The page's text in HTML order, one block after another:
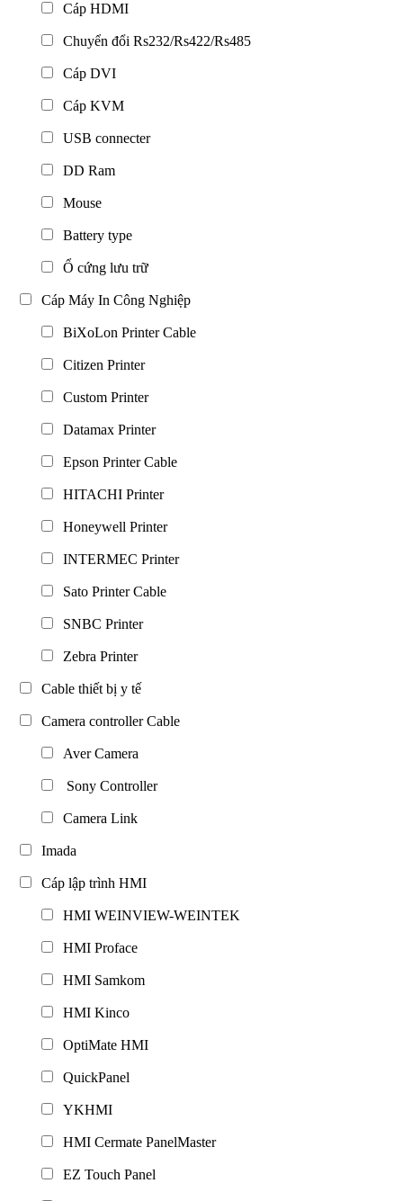
Cáp HDMI
Chuyển đổi Rs232/Rs422/Rs485
Cáp DVI
Cáp KVM
USB connecter
DD Ram
Mouse
Battery type
Ổ cứng lưu trữ
Cáp Máy In Công Nghiệp
BiXoLon Printer Cable
Citizen Printer
Custom Printer
Datamax Printer
Epson Printer Cable
HITACHI Printer
Honeywell Printer
INTERMEC Printer
Sato Printer Cable
SNBC Printer
Zebra Printer
Cable thiết bị y tế
Camera controller Cable
Aver Camera
Sony Controller
Camera Link
Imada
Cáp lập trình HMI
HMI WEINVIEW-WEINTEK
HMI Proface
HMI Samkom
HMI Kinco
OptiMate HMI
QuickPanel
YKHMI
HMI Cermate PanelMaster
EZ Touch Panel